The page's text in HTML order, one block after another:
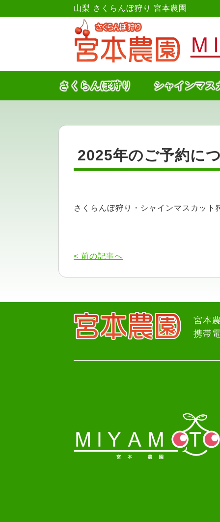
山梨 さくらんぼ狩り 宮本農園
さくらんぼ狩り シャインマス
2025年のご予約に
さくらんぼ狩り・シャインマスカッ
< 前の記事へ
宮本
携帯